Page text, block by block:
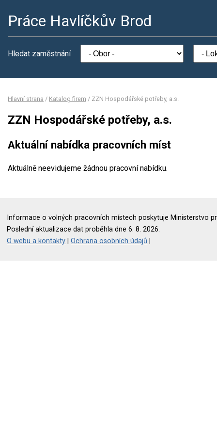
Práce Havlíčkův Brod
Hledat zaměstnání
Hlavní strana / Katalog firem / ZZN Hospodářské potřeby, a.s.
ZZN Hospodářské potřeby, a.s.
Aktuální nabídka pracovních míst
Aktuálně neevidujeme žádnou pracovní nabídku.
Informace o volných pracovních místech poskytuje Ministerstvo
Poslední aktualizace dat proběhla dne 6. 8. 2026.
O webu a kontakty |Ochrana osobních údajů